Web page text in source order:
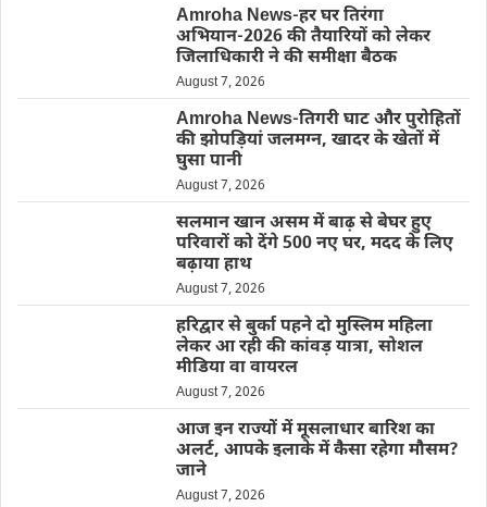
Amroha News-हर घर तिरंगा
अभियान-2026 की तैयारियों को लेकर
जिलाधिकारी ने की समीक्षा बैठक
August 7, 2026
Amroha News-तिगरी घाट और पुरोहितों
की झोपड़ियां जलमग्न, खादर के खेतों में
घुसा पानी
August 7, 2026
सलमान खान असम में बाढ़ से बेघर हुए
परिवारों को देंगे 500 नए घर, मदद के लिए
बढ़ाया हाथ
August 7, 2026
हरिद्वार से बुर्का पहने दो मुस्लिम महिला
लेकर आ रही की कांवड़ यात्रा, सोशल
मीडिया वा वायरल
August 7, 2026
आज इन राज्यों में मूसलाधार बारिश का
अलर्ट, आपके इलाके में कैसा रहेगा मौसम?
जाने
August 7, 2026